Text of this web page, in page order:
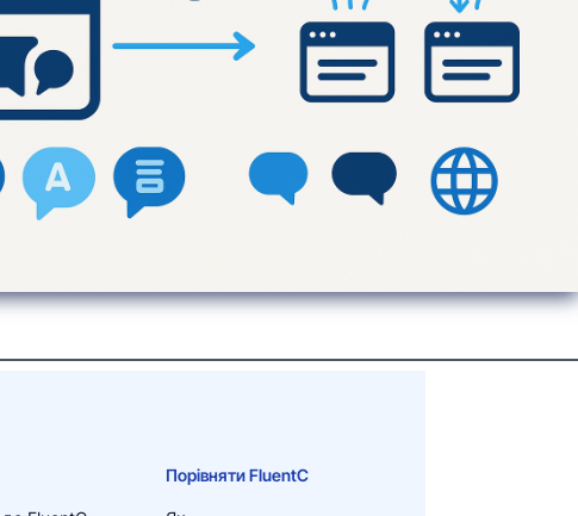
Порівняти FluentC